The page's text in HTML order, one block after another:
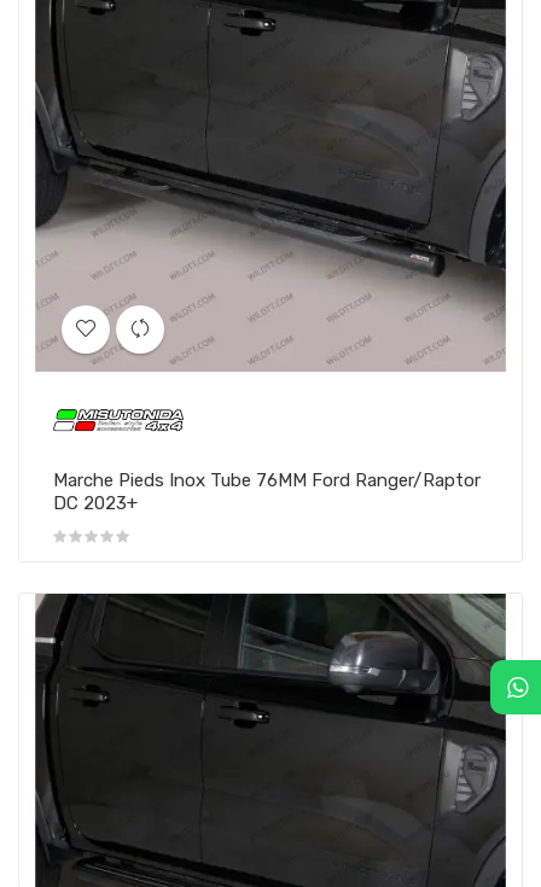
Marche Pieds Inox Tube 76MM Ford Ranger/Raptor
DC 2023+